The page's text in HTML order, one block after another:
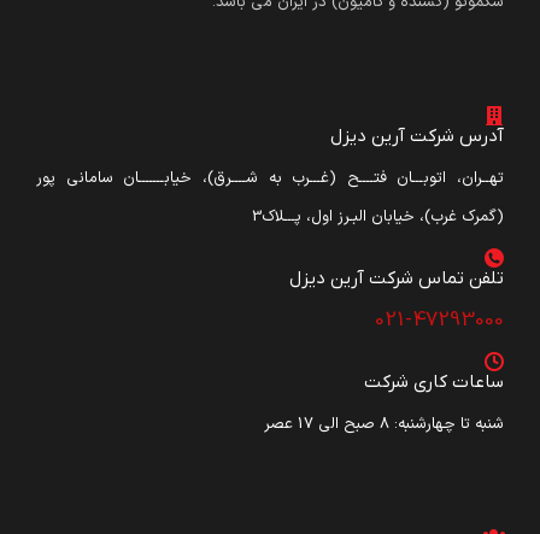
آدرس شرکت آرین دیزل
تهــران، اتوبـــان فتــــح (غـــرب به شــــرق)، خیابـــــــان سامانی پور
(گمرک غرب)، خیابان البـرز اول، پـــلاک3
تلفن تماس شرکت آرین دیزل​
021-47293000
ساعات کاری شرکت
شنبه تا چهارشنبه: ۸ صبح الی 17 عصر